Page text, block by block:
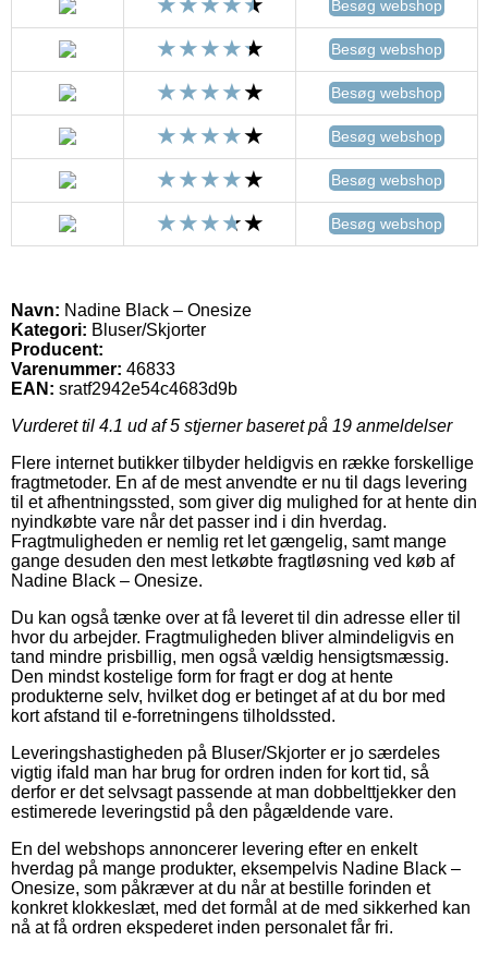
Besøg webshop
Besøg webshop
Besøg webshop
Besøg webshop
Besøg webshop
Besøg webshop
Navn: Nadine Black – Onesize
Kategori: Bluser/Skjorter
Producent:
Varenummer: 46833
EAN: sratf2942e54c4683d9b
Vurderet til 4.1 ud af 5 stjerner baseret på 19 anmeldelser
Flere internet butikker tilbyder heldigvis en række forskellige
fragtmetoder. En af de mest anvendte er nu til dags levering
til et afhentningssted, som giver dig mulighed for at hente din
nyindkøbte vare når det passer ind i din hverdag.
Fragtmuligheden er nemlig ret let gængelig, samt mange
gange desuden den mest letkøbte fragtløsning ved køb af
Nadine Black – Onesize.
Du kan også tænke over at få leveret til din adresse eller til
hvor du arbejder. Fragtmuligheden bliver almindeligvis en
tand mindre prisbillig, men også vældig hensigtsmæssig.
Den mindst kostelige form for fragt er dog at hente
produkterne selv, hvilket dog er betinget af at du bor med
kort afstand til e-forretningens tilholdssted.
Leveringshastigheden på Bluser/Skjorter er jo særdeles
vigtig ifald man har brug for ordren inden for kort tid, så
derfor er det selvsagt passende at man dobbelttjekker den
estimerede leveringstid på den pågældende vare.
En del webshops annoncerer levering efter en enkelt
hverdag på mange produkter, eksempelvis Nadine Black –
Onesize, som påkræver at du når at bestille forinden et
konkret klokkeslæt, med det formål at de med sikkerhed kan
nå at få ordren ekspederet inden personalet får fri.